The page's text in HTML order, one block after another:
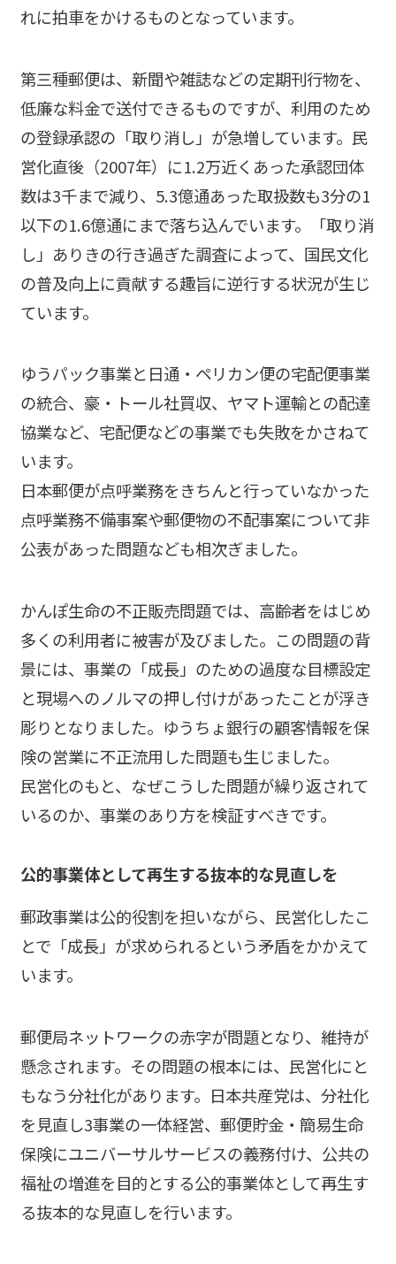
れに拍車をかけるものとなっています。
第三種郵便は、新聞や雑誌などの定期刊行物を、
低廉な料金で送付できるものですが、利用のため
の登録承認の「取り消し」が急増しています。民
営化直後（2007年）に1.2万近くあった承認団体
数は3千まで減り、5.3億通あった取扱数も3分の1
以下の1.6億通にまで落ち込んでいます。「取り消
し」ありきの行き過ぎた調査によって、国民文化
の普及向上に貢献する趣旨に逆行する状況が生じ
ています。
ゆうパック事業と日通・ペリカン便の宅配便事業
の統合、豪・トール社買収、ヤマト運輸との配達
協業など、宅配便などの事業でも失敗をかさねて
います。
日本郵便が点呼業務をきちんと行っていなかった
点呼業務不備事案や郵便物の不配事案について非
公表があった問題なども相次ぎました。
かんぽ生命の不正販売問題では、高齢者をはじめ
多くの利用者に被害が及びました。この問題の背
景には、事業の「成長」のための過度な目標設定
と現場へのノルマの押し付けがあったことが浮き
彫りとなりました。ゆうちょ銀行の顧客情報を保
険の営業に不正流用した問題も生じました。
民営化のもと、なぜこうした問題が繰り返されて
いるのか、事業のあり方を検証すべきです。
公的事業体として再生する抜本的な見直しを
郵政事業は公的役割を担いながら、民営化したこ
とで「成長」が求められるという矛盾をかかえて
います。
郵便局ネットワークの赤字が問題となり、維持が
懸念されます。その問題の根本には、民営化にと
もなう分社化があります。日本共産党は、分社化
を見直し3事業の一体経営、郵便貯金・簡易生命
保険にユニバーサルサービスの義務付け、公共の
福祉の増進を目的とする公的事業体として再生す
る抜本的な見直しを行います。